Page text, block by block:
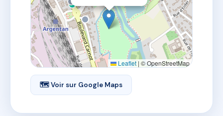
Leaflet | © OpenStreetMap
🗺 Voir sur Google Maps